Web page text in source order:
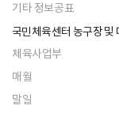
기타 정보공표
국민체육센터 농구장 및
체육사업부
매월
말일